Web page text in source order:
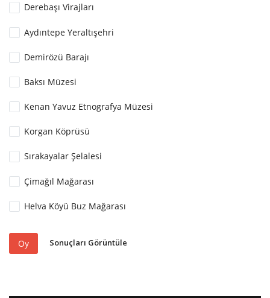
Derebaşı Virajları
Aydıntepe Yeraltışehri
Demirözü Barajı
Baksı Müzesi
Kenan Yavuz Etnografya Müzesi
Korgan Köprüsü
Sırakayalar Şelalesi
Çimağıl Mağarası
Helva Köyü Buz Mağarası
Oy Sonuçları Görüntüle